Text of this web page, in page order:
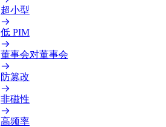
超小型
低 PIM
董事会对董事会
防篡改
非磁性
高频率